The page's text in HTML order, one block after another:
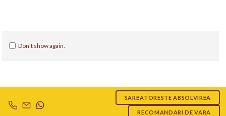
Don't show again.
SARBATORESTE ABSOLVIREA
RECOMANDARI DE VARA